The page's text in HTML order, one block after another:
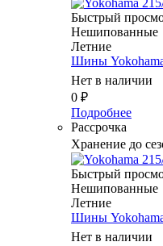
Быстрый
Нешипованные
Летние
Шины
Нет в наличии
0 ₽
Подробнее
Рассрочка
Хранение до
Быстрый
Нешипованные
Летние
Шины
Нет в наличии